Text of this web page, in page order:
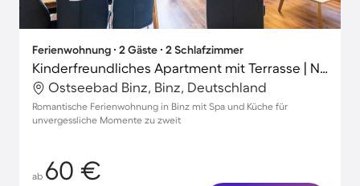
Ferienwohnung ∙ 2 Gäste ∙ 2 Schlafzimmer
Kinderfreundliches Apartment mit Terrasse | Neben dem Strand
Ostseebad Binz, Binz, Deutschland
Romantische Ferienwohnung in Binz mit Spa und Küche für
unvergessliche Momente zu zweit
ab 60 €